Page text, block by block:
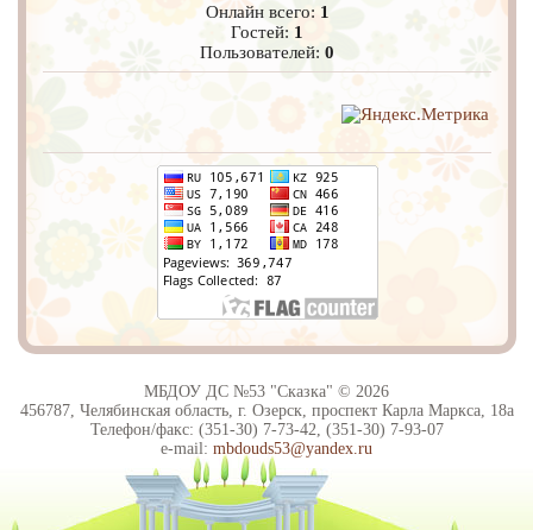
Онлайн всего: 1
Гостей: 1
Пользователей:0
МБДОУ ДС №53 "Сказка" © 2026
456787, Челябинская область, г. Озерск, проспект Карла Маркса, 18а
Телефон/факс: (351-30) 7-73-42, (351-30) 7-93-07
e-mail: mbdouds53@yandex.ru